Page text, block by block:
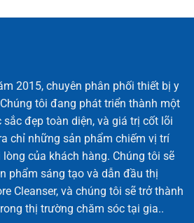
2015, chuyên phân phối thiết bị y
tôi đang phát triển thành một
đẹp toàn diện, và giá trị cốt lõi
chỉ những sản phẩm chiếm vị trí
của khách hàng. Chúng tôi sẽ
phẩm sáng tạo và dẫn đầu thị
Cleanser, và chúng tôi sẽ trở thành
thị trường chăm sóc tại gia..